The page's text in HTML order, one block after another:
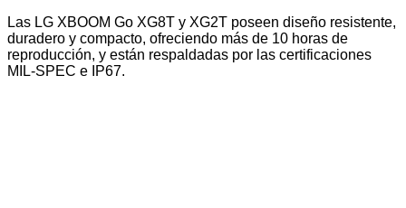
Las LG XBOOM Go XG8T y XG2T poseen diseño resistente,
duradero y compacto, ofreciendo más de 10 horas de
reproducción, y están respaldadas por las certificaciones
MIL-SPEC e IP67.